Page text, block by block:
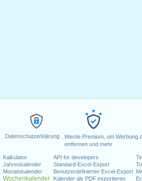
Datenschutzerklärung
Werde Premium, um Werbung
entfernen und mehr
Kalkulator
Jahreskalender
Monatskalender
Wochenkalender
API for developers
Standard-Excel-Export
Benutzerdefinierter Excel-Export
Kalender als PDF exportieren